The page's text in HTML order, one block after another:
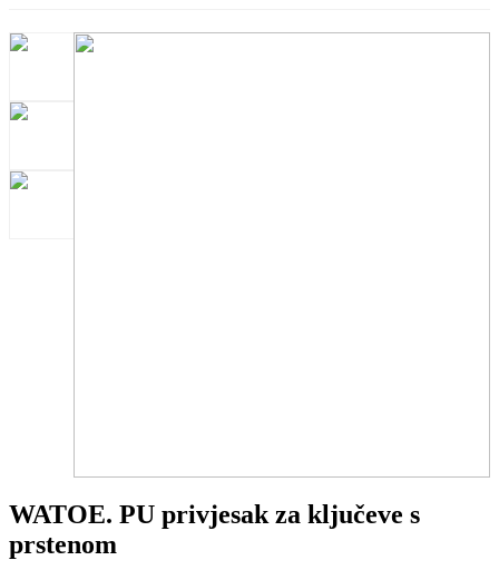
WATOE. PU privjesak za ključeve s
prstenom